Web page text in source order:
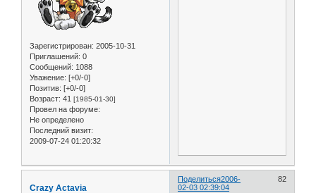
Зарегистрирован: 2005-10-31
Приглашений: 0
Сообщений: 1088
Уважение: [+0/-0]
Позитив: [+0/-0]
Возраст: 41 [1985-01-30]
Провел на форуме:
Не определено
Последний визит:
2009-07-24 01:20:32
Поделиться 82
2006-
02-03 02:39:04
Crazy Actavia